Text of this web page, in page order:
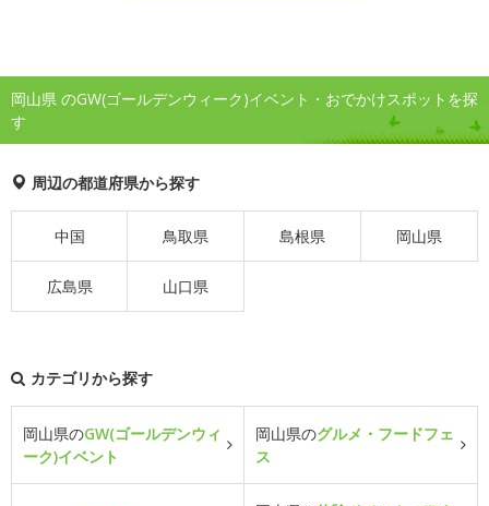
岡山県 のGW(ゴールデンウィーク)イベント・おでかけスポットを探
す
周辺の都道府県から探す
中国 鳥取県 島根県 岡山県
広島県 山口県
カテゴリから探す
岡山県のGW(ゴールデンウィ
ーク)イベント
岡山県のグルメ・フードフェ
ス